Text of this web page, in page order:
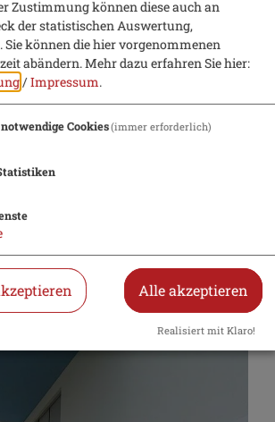
Zustimmung können diese auch an
der statistischen Auswertung,
können die hier vorgenommenen
abändern.Mehr dazu erfahren Sie hier:
/Impressum.
Cookies(immer erforderlich)
Alle akzeptieren
Realisiert mit Klaro!